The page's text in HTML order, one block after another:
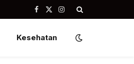
Facebook
X
Instagram
Kesehatan